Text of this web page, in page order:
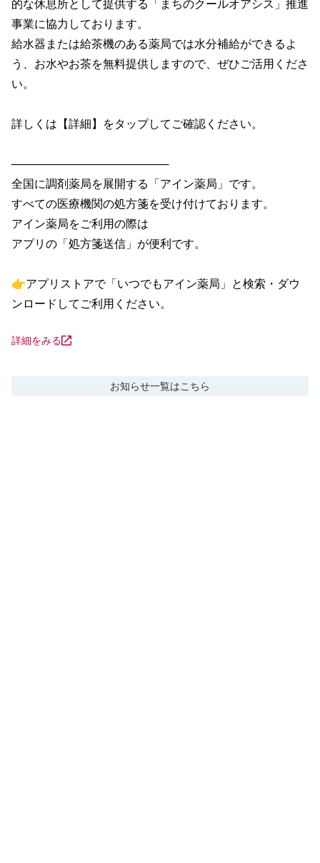
的な休息所として提供する「まちのクールオアシス」推進
事業に協力しております。
給水器または給茶機のある薬局では水分補給ができるよ
う、お水やお茶を無料提供しますので、ぜひご活用くださ
い。
詳しくは【詳細】をタップしてご確認ください。
────────────────────
全国に調剤薬局を展開する「アイン薬局」です。
すべての医療機関の処方箋を受け付けております。
アイン薬局をご利用の際は
アプリの「処方箋送信」が便利です。
👉アプリストアで「いつでもアイン薬局」と検索・ダウ
ンロードしてご利用ください。
詳細をみる
お知らせ一覧はこちら